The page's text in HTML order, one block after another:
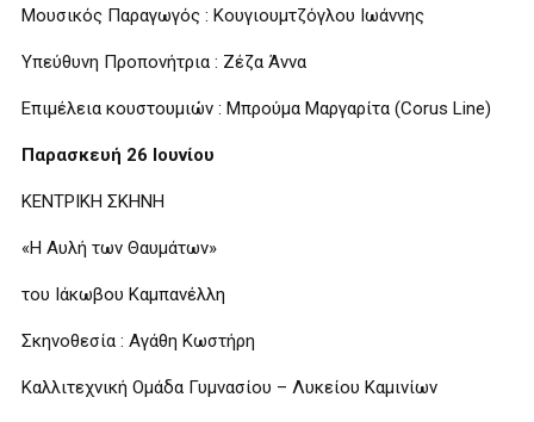
Μουσικός Παραγωγός : Κουγιουμτζόγλου Ιωάννης
Υπεύθυνη Προπονήτρια : Ζέζα Άννα
Επιμέλεια κουστουμιών : Μπρούμα Μαργαρίτα (Corus Line)
Παρασκευή 26 Ιουνίου
ΚΕΝΤΡΙΚΗ ΣΚΗΝΗ
«Η Αυλή των Θαυμάτων»
του Ιάκωβου Καμπανέλλη
Σκηνοθεσία : Αγάθη Κωστήρη
Καλλιτεχνική Ομάδα Γυμνασίου – Λυκείου Καμινίων